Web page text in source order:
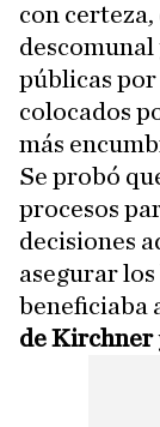
con
descomunal
públicas
colocados
más
Se probó
procesos
decisiones
asegurar
beneficiaba
de Kirchner